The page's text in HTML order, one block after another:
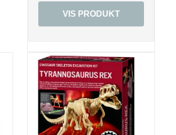
VIS PRODUKT